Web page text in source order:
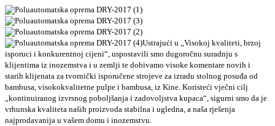
Ustrajući u „Visokoj kvaliteti, brzoj
isporuci i konkurentnoj cijeni“, uspostavili smo dugoročnu suradnju s
klijentima iz inozemstva i u zemlji te dobivamo visoke komentare novih i
starih klijenata za tvornički isporučene strojeve za izradu stolnog posuđa od
bambusa, visokokvalitetne pulpe i bambusa, iz Kine. Koristeći vječni cilj
„kontinuiranog izvrsnog poboljšanja i zadovoljstva kupaca“, sigurni smo da je
vrhunska kvaliteta naših proizvoda stabilna i ugledna, a naša rješenja
najprodavanija u vašem domu i inozemstvu.